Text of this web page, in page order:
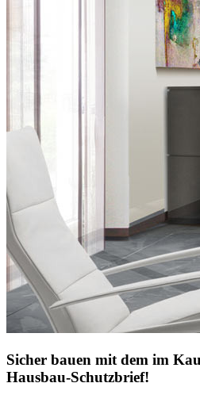
Sicher bauen mit dem im
Hausbau-Schutzbrief!